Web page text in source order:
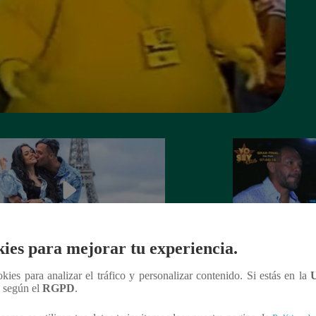
Goñi demostró que ya no siente
Fabio Agostini y le deja
Lo que no se vio
para mejorar tu experiencia.
para analizar el tráfico y personalizar contenido. Si estás en la
según el RGPD.